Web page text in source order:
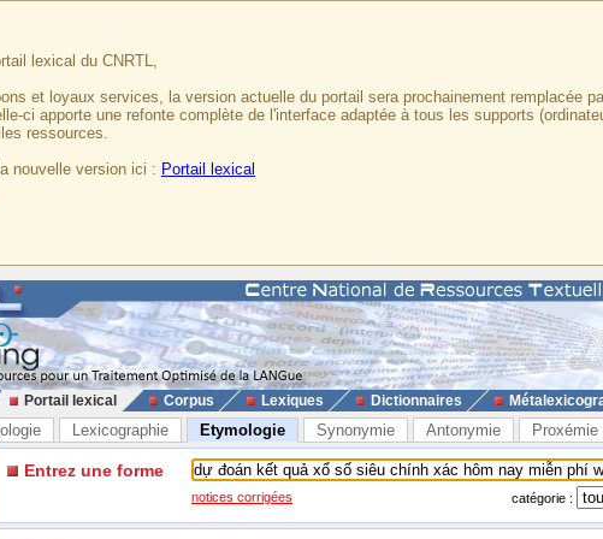
lexical du CNRTL,
et loyaux services, la version actuelle du portail sera prochainement remplacée
ci apporte une refonte complète de l'interface adaptée à tous les supports
ressources.
nouvelle version ici : Portail lexical
Portail lexical Corpus Lexiques Dictionnaires
Lexicographie Etymologie Synonymie Antonymie Proxémie
Entrez une forme
notices corrigées catégorie :